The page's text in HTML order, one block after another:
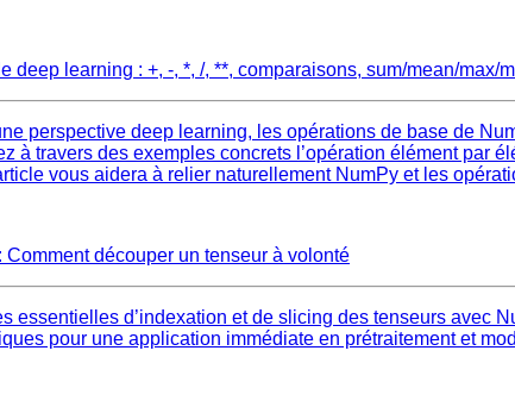
deep learning : +, -, *, /, **, comparaisons, sum/mean/max/
perspective deep learning, les opérations de base de
à travers des exemples concrets l’opération élément par
vous aidera à relier naturellement NumPy et les
découper un tenseur à volonté
essentielles d’indexation et de slicing des tenseurs avec
pour une application immédiate en prétraitement et